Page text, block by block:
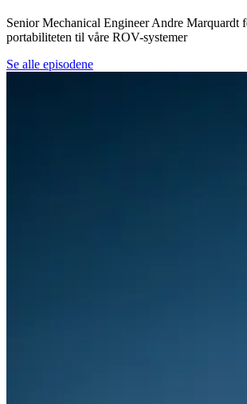
Senior Mechanical Engineer Andre Marquardt
portabiliteten til våre ROV-systemer
Se alle episodene